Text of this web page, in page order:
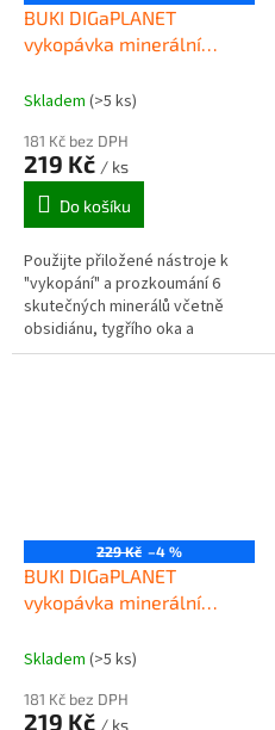
BUKI DIGaPLANET
vykopávka minerální
Skladem (>5 ks)
181 Kč bez DPH
219 Kč / ks
Do košíku
Použijte přiložené nástroje k
"vykopání" a prozkoumání 6
skutečných minerálů včetně
obsidiánu, tygřího oka a
červeného jaspisu.
229 Kč –4 %
BUKI DIGaPLANET
vykopávka minerální
Skladem (>5 ks)
181 Kč bez DPH
219 Kč / ks